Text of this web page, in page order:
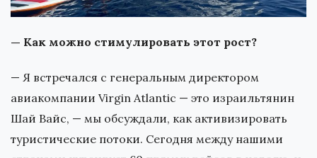
— Как можно стимулировать этот рост?
— Я встречался с генеральным директором
авиакомпании Virgin Atlantic — это израильтянин
Шай Вайс, — мы обсуждали, как активизировать
туристические потоки. Сегодня между нашими